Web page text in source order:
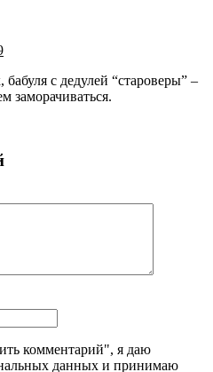
с дедулей “староверы” –
заморачиваться.
комментарий", я даю
данных и принимаю